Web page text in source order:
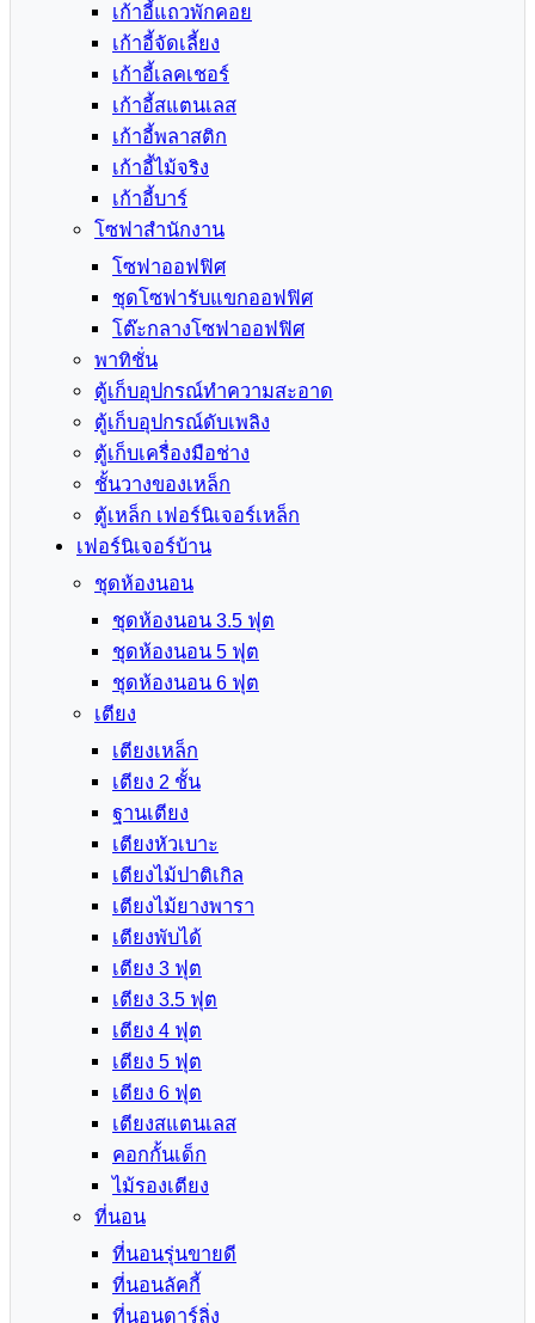
เก้าอี้แถวพักคอย
เก้าอี้จัดเลี้ยง
เก้าอี้เลคเชอร์
เก้าอี้สแตนเลส
เก้าอี้พลาสติก
เก้าอี้ไม้จริง
เก้าอี้บาร์
โซฟาสำนักงาน
โซฟาออฟฟิศ
ชุดโซฟารับแขกออฟฟิศ
โต๊ะกลางโซฟาออฟฟิศ
พาทิชั่น
ตู้เก็บอุปกรณ์ทำความสะอาด
ตู้เก็บอุปกรณ์ดับเพลิง
ตู้เก็บเครื่องมือช่าง
ชั้นวางของเหล็ก
ตู้เหล็ก เฟอร์นิเจอร์เหล็ก
เฟอร์นิเจอร์บ้าน
ชุดห้องนอน
ชุดห้องนอน 3.5 ฟุต
ชุดห้องนอน 5 ฟุต
ชุดห้องนอน 6 ฟุต
เตียง
เตียงเหล็ก
เตียง 2 ชั้น
ฐานเตียง
เตียงหัวเบาะ
เตียงไม้ปาติเกิล
เตียงไม้ยางพารา
เตียงพับได้
เตียง 3 ฟุต
เตียง 3.5 ฟุต
เตียง 4 ฟุต
เตียง 5 ฟุต
เตียง 6 ฟุต
เตียงสแตนเลส
คอกกั้นเด็ก
ไม้รองเตียง
ที่นอน
ที่นอนรุ่นขายดี
ที่นอนลัคกี้
ที่นอนดาร์ลิ่ง